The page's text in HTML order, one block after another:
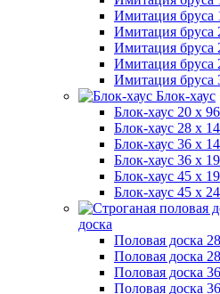
Имитация бруса
Имитация бруса
Имитация бруса
Имитация бруса
Имитация бруса
Блок-хаус
Блок-хаус 20 х
Блок-хаус 28 х
Блок-хаус 36 х
Блок-хаус 36 х
Блок-хаус 45 х
Блок-хаус 45 х
доска
Половая доска
Половая доска
Половая доска
Половая доска